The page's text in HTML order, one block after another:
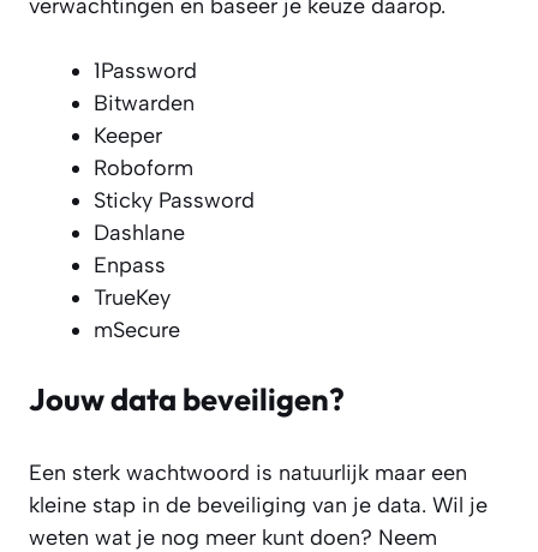
verwachtingen en baseer je keuze daarop.
1Password
Bitwarden
Keeper
Roboform
Sticky Password
Dashlane
Enpass
TrueKey
mSecure
Jouw data beveiligen?
Een sterk wachtwoord is natuurlijk maar een
kleine stap in de beveiliging van je data. Wil je
weten wat je nog meer kunt doen? Neem